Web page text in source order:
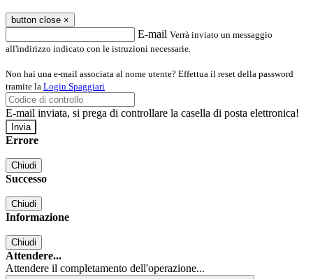
button close ×
E-mail Verrà inviato un messaggio
all'indirizzo indicato con le istruzioni necessarie.
Non hai una e-mail associata al nome utente? Effettua il reset della password
tramite la Login Spaggiari
E-mail inviata, si prega di controllare la casella di posta elettronica!
Errore
Chiudi
Successo
Chiudi
Informazione
Chiudi
Attendere...
Attendere il completamento dell'operazione...